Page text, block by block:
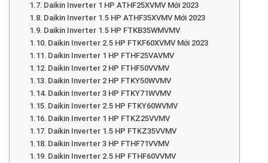
Daikin Inverter 1 HP ATHF25XVMV Mới 2023
Daikin Inverter 1.5 HP ATHF35XVMV Mới 2023
Daikin Inverter 1.5 HP FTKB35WMVMV
Daikin Inverter 2.5 HP FTKF60XVMV Mới 2023
Daikin Inverter 1 HP FTHF25VAVMV
Daikin Inverter 2 HP FTHF50VVMV
Daikin Inverter 2 HP FTKY50WVMV
Daikin Inverter 3 HP FTKY71WVMV
Daikin Inverter 2.5 HP FTKY60WVMV
Daikin Inverter 1 HP FTKZ25VVMV
Daikin Inverter 1.5 HP FTKZ35VVMV
Daikin Inverter 3 HP FTHF71VVMV
Daikin Inverter 2.5 HP FTHF60VVMV